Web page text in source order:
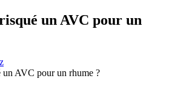
un AVC pour un
un AVC pour un rhume ?